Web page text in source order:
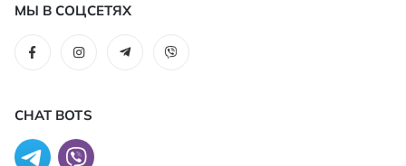
МЫ В СОЦСЕТЯХ
CHAT BOTS